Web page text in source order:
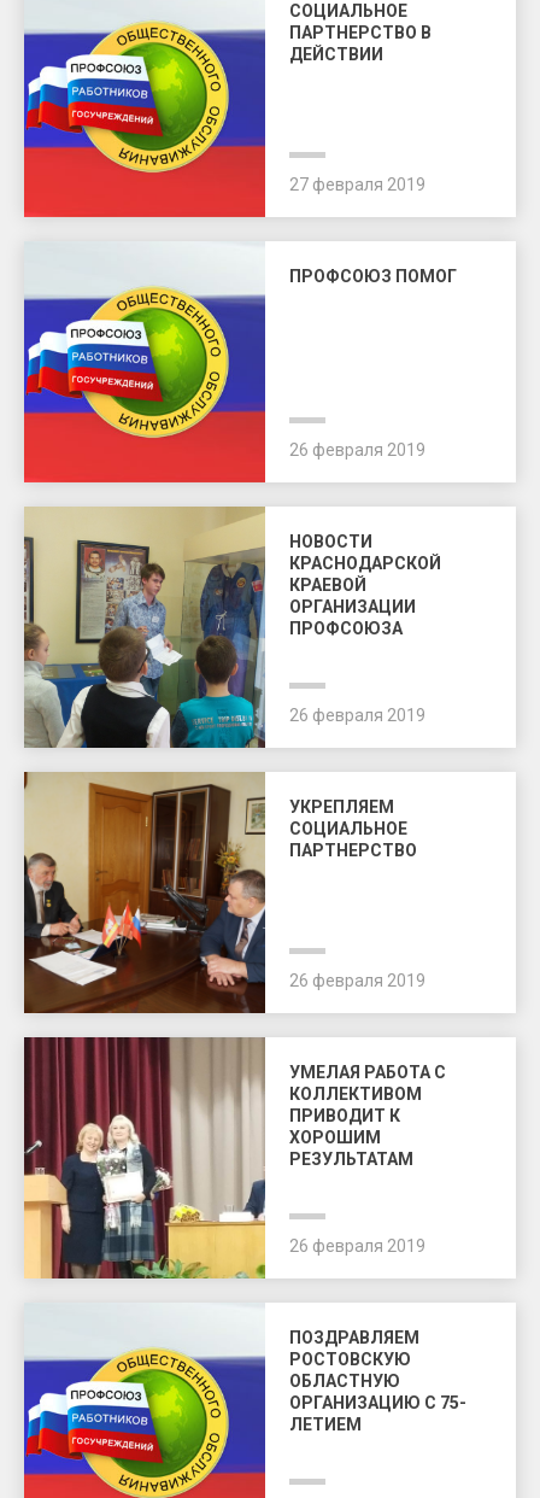
СОЦИАЛЬНОЕ
ПАРТНЕРСТВО В
ДЕЙСТВИИ
27 февраля 2019
ПРОФСОЮЗ ПОМОГ
26 февраля 2019
НОВОСТИ
КРАСНОДАРСКОЙ
КРАЕВОЙ
ОРГАНИЗАЦИИ
ПРОФСОЮЗА
26 февраля 2019
УКРЕПЛЯЕМ
СОЦИАЛЬНОЕ
ПАРТНЕРСТВО
26 февраля 2019
УМЕЛАЯ РАБОТА С
КОЛЛЕКТИВОМ
ПРИВОДИТ К
ХОРОШИМ
РЕЗУЛЬТАТАМ
26 февраля 2019
ПОЗДРАВЛЯЕМ
РОСТОВСКУЮ
ОБЛАСТНУЮ
ОРГАНИЗАЦИЮ С 75-
ЛЕТИЕМ